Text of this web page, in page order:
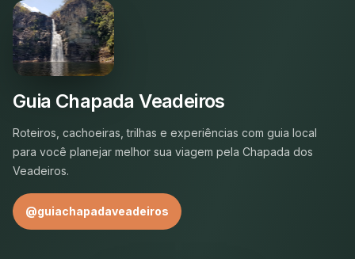
Guia Chapada Veadeiros
Roteiros, cachoeiras, trilhas e experiências com guia local
para você planejar melhor sua viagem pela Chapada dos
Veadeiros.
@guiachapadaveadeiros